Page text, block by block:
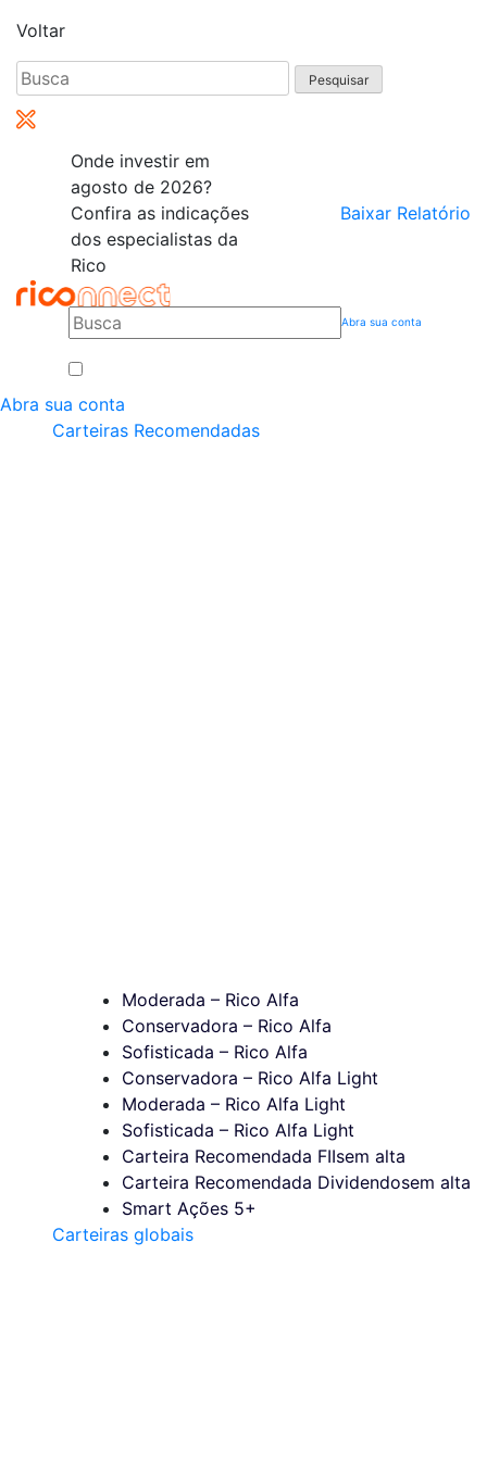
Voltar
Pesquisar
por:
Onde investir em
agosto de 2026?
Confira as indicações
dos especialistas da
Rico
Baixar Relatório
Abra sua conta
Abra sua conta
Carteiras Recomendadas
Moderada – Rico Alfa
Conservadora – Rico Alfa
Sofisticada – Rico Alfa
Conservadora – Rico Alfa Light
Moderada – Rico Alfa Light
Sofisticada – Rico Alfa Light
Carteira Recomendada FIIsem alta
Carteira Recomendada Dividendosem alta
Smart Ações 5+
Carteiras globais